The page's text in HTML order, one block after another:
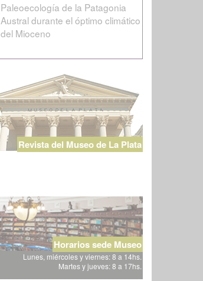
Paleoecología de la Patagonia
Austral durante el óptimo climático
del Mioceno
Revista del Museo de La Plata
Horarios sede Museo
Lunes, miércoles y viernes: 8 a 14hs.
Martes y jueves: 8 a 17hs.